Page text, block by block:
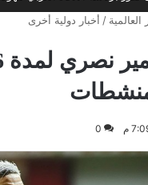
العالمية / أخبار دولية أخرى
0